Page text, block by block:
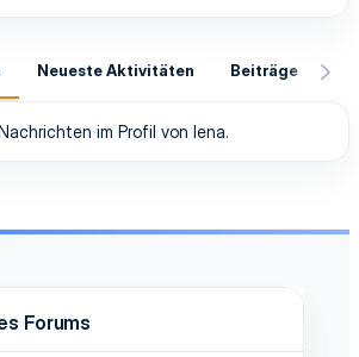
Neueste Aktivitäten Beiträge
im Profil von lena.
Forums